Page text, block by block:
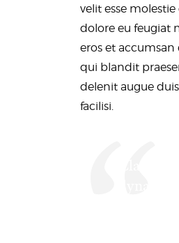
velit esse
dolore eu feugiat
eros et
qui blandit
delenit augue
facilisi.